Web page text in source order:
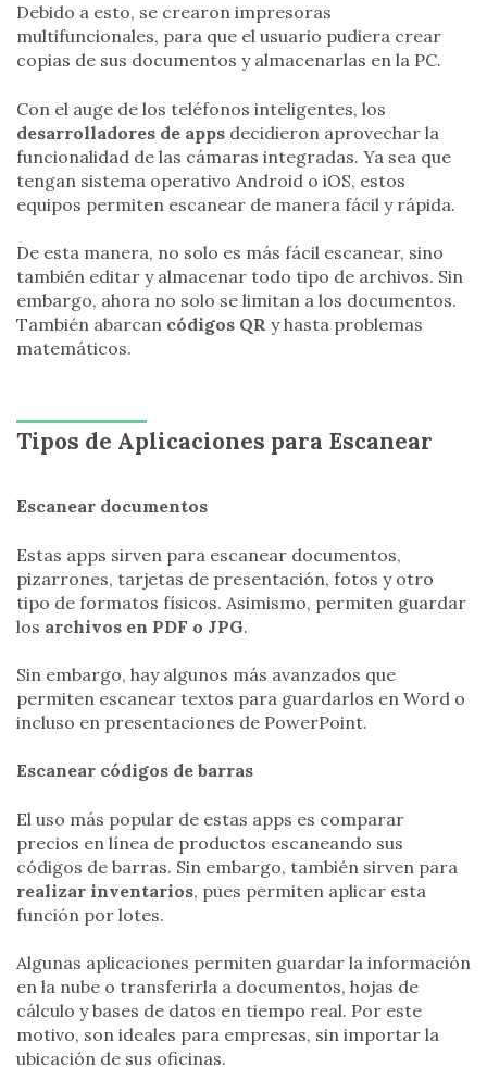
Debido a esto, se crearon impresoras
multifuncionales, para que el usuario pudiera crear
copias de sus documentos y almacenarlas en la PC.
Con el auge de los teléfonos inteligentes, los
desarrolladores de apps decidieron aprovechar la
funcionalidad de las cámaras integradas. Ya sea que
tengan sistema operativo Android o iOS, estos
equipos permiten escanear de manera fácil y rápida.
De esta manera, no solo es más fácil escanear, sino
también editar y almacenar todo tipo de archivos. Sin
embargo, ahora no solo se limitan a los documentos.
También abarcan códigos QR y hasta problemas
matemáticos.
Tipos de Aplicaciones para Escanear
Escanear documentos
Estas apps sirven para escanear documentos,
pizarrones, tarjetas de presentación, fotos y otro
tipo de formatos físicos. Asimismo, permiten guardar
los archivos en PDF o JPG.
Sin embargo, hay algunos más avanzados que
permiten escanear textos para guardarlos en Word o
incluso en presentaciones de PowerPoint.
Escanear códigos de barras
El uso más popular de estas apps es comparar
precios en línea de productos escaneando sus
códigos de barras. Sin embargo, también sirven para
realizar inventarios, pues permiten aplicar esta
función por lotes.
Algunas aplicaciones permiten guardar la información
en la nube o transferirla a documentos, hojas de
cálculo y bases de datos en tiempo real. Por este
motivo, son ideales para empresas, sin importar la
ubicación de sus oficinas.